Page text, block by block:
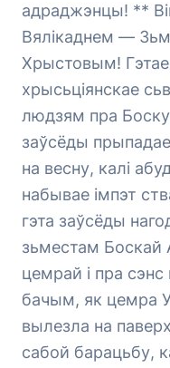
адраджэнцы! **
Вялікаднем —
Хрыстовым!
хрысьціянскае
людзям пра
заўсёды
на весну, калі
набывае імпэт
гэта заўсёды
зьместам Боскай
цемрай і пра
бачым, як цемра
вылезла на
сабой барацьбу,